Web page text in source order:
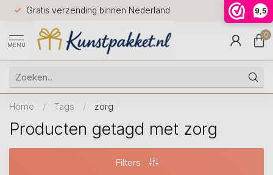
9,5
Gratis verzending binnen Nederland
Voor
huis
9.5
MENU
0
Home / Tags / zorg
Producten getagd met zorg
Filters